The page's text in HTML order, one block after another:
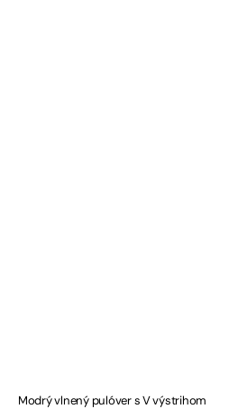
Modrý vlnený pulóver s V výstrihom